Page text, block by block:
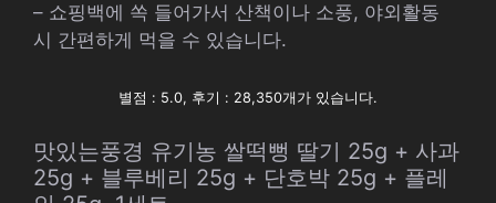
– 쇼핑백에 쏙 들어가서 산책이나 소풍, 야외활동
시 간편하게 먹을 수 있습니다.
별점 : 5.0, 후기 : 28,350개가 있습니다.
맛있는풍경 유기농 쌀떡뻥 딸기 25g + 사과
25g + 블루베리 25g + 단호박 25g + 플레